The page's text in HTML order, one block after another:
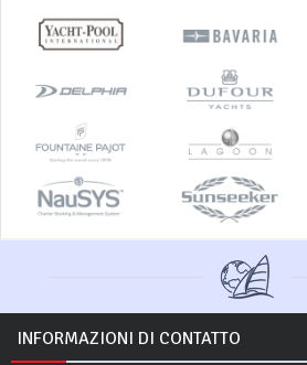
INFORMAZIONI DI CONTATTO